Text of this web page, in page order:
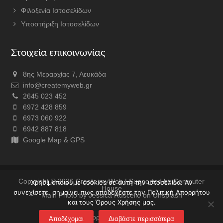
Φιλοξενία Ιστοσελίδων
Υποστήριξη Ιστοσελίδων
Στοιχεία επικοινωνίας
8ης Μεραρχίας 7, Λευκάδα
info@createmyweb.gr
2645 023 452
6972 428 859
6973 060 922
6942 887 818
Google Map & GPS
Copyright © 2026Create myWeb| Supported byComputer
House
Main Photo by Jessica Ruscello on Unsplash
Πολιτική Απορρήτου & Όροι χρήσης
Χρησιμοποιούμε cookies σε αυτή την ιστοσελίδα. Αν
συνεχίσετε, σημαίνει πως αποδέχεστε την Πολιτική Απορρήτου
και τους Όρους Χρήσης μας.
Αποδέχομαι Διαβάστε περισσότερα